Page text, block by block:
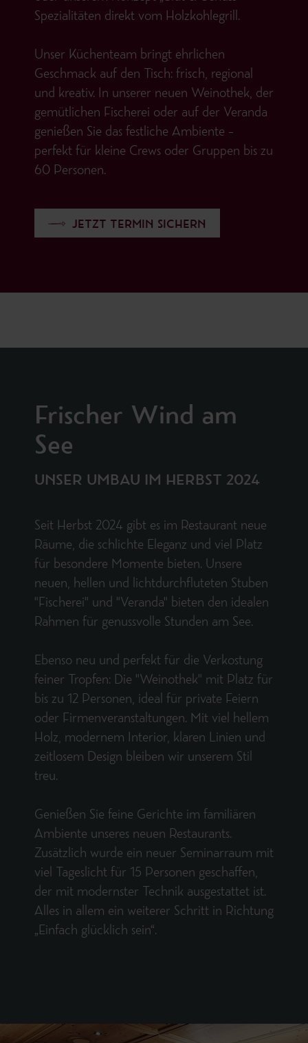
Spezialitäten direkt vom Holzkohlegrill.
Unser Küchenteam bringt ehrlichen
Geschmack auf den Tisch: frisch, regional
und kreativ. In unserer neuen Weinothek, der
gemütlichen Fischerei oder auf der Veranda
genießen Sie das festliche Ambiente –
perfekt für kleine Crews oder Gruppen bis zu
60 Personen.
JETZT TERMIN SICHERN
Frischer Wind am
See
UNSER UMBAU IM HERBST 2024
Seit Herbst 2024 gibt es im Restaurant neue
Räume, die schlichte Eleganz und viel Platz
für besondere Momente bieten. Unsere
neuen, hellen und lichtdurchfluteten Stuben
"Fischerei" und "Veranda" bieten den idealen
Rahmen für genussvolle Stunden am See.
Ebenso neu und perfekt für die Verkostung
feiner Tropfen: Die "Weinothek" mit Platz für
bis zu 12 Personen, ideal für private Feiern
oder Firmenveranstaltungen. Mit viel hellem
Holz, modernem Interior, klaren Linien und
zeitlosem Design bleiben wir unserem Stil
treu.
Genießen Sie feine Gerichte im familiären
Ambiente unseres neuen Restaurants.
Zusätzlich wurde ein neuer Seminarraum mit
viel Tageslicht für 15 Personen geschaffen,
der mit modernster Technik ausgestattet ist.
Alles in allem ein weiterer Schritt in Richtung
„Einfach glücklich sein“.